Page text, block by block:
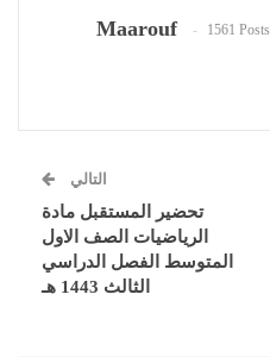
Maarouf 1561 Posts
التالي
تحضير المستقبل مادة
الرياضيات الصف الاول
المتوسط الفصل الدراسي
الثالث 1443 هـ